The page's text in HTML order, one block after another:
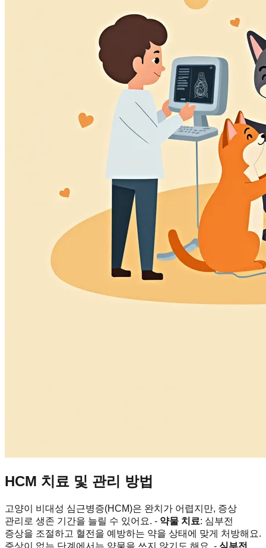
HCM 치료 및 관리 방법
고양이 비대성 심근병증(HCM)은 완치가 어렵지만, 증상
관리로 생존 기간을 늘릴 수 있어요. - 약물 치료: 심부전
증상을 조절하고 혈전을 예방하는 약을 상태에 맞게 처방해요.
증상이 없는 단계에서는 약물을 쓰지 않기도 해요. - 심부전